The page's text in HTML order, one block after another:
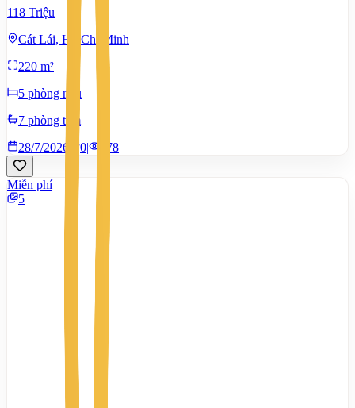
118 Triệu
Cát Lái, Hồ Chí Minh
220 m²
5 phòng ngủ
7 phòng tắm
28/7/2026
0| 578
Miễn phí
5